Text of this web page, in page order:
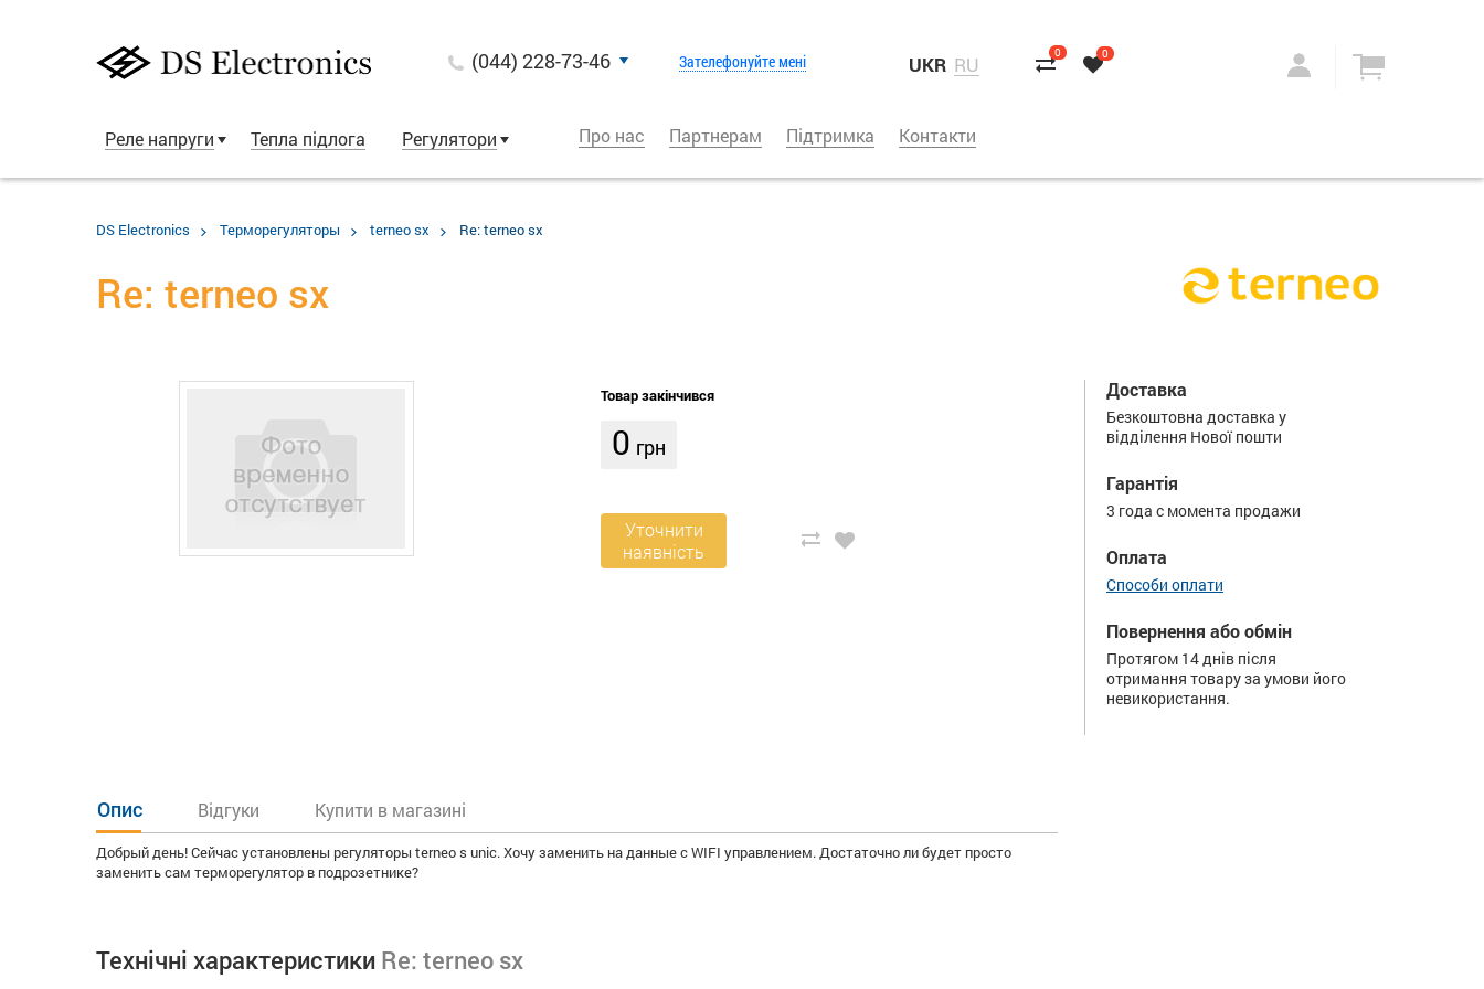
(044) 228-73-46 Зателефонуйте мені UKR RU 0 0
Реле напруги Тепла підлога Регулятори Про нас Партнерам Підтримка Контакти
DS Electronics Терморегуляторы terneo sx Re: terneo sx
Re: terneo sx
Товар закінчився
0 грн
Уточнити
наявність
Доставка
Безкоштовна доставка у
відділення Нової пошти
Гарантія
3 года с момента продажи
Оплата
Способи оплати
Повернення або обмін
Протягом 14 днів після
отримання товару за умови його
невикористання.
Опис Відгуки Купити в магазині
Добрый день! Сейчас установлены регуляторы terneo s unic. Хочу заменить на данные с WIFI управлением. Достаточно ли будет просто
заменить сам терморегулятор в подрозетнике?
Технічні характеристики Re: terneo sx